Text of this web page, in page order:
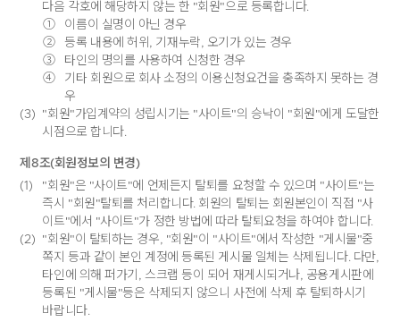
다음 각호에 해당하지 않는 한 "회원"으로 등록합니다.
①
이름이 실명이 아닌 경우
②
등록 내용에 허위, 기재누락, 오기가 있는 경우
③
타인의 명의를 사용하여 신청한 경우
④
기타 회원으로 회사 소정의 이용신청요건을 충족하지 못하는 경
우
(3)
"회원"가입계약의 성립시기는 "사이트"의 승낙이 "회원"에게 도달한
시점으로 합니다.
제8조(회원정보의 변경)
(1)
"회원"은 "사이트"에 언제든지 탈퇴를 요청할 수 있으며 "사이트"는
즉시 "회원"탈퇴를 처리합니다. 회원의 탈퇴는 회원본인이 직접 "사
이트"에서 "사이트"가 정한 방법에 따라 탈퇴요청을 하여야 합니다.
(2)
"회원"이 탈퇴하는 경우, "회원"이 "사이트"에서 작성한 "게시물"중
쪽지 등과 같이 본인 계정에 등록된 게시물 일체는 삭제됩니다. 다만,
타인에 의해 퍼가기, 스크랩 등이 되어 재게시되거나, 공용게시판에
등록된 "게시물"등은 삭제되지 않으니 사전에 삭제 후 탈퇴하시기
바랍니다.